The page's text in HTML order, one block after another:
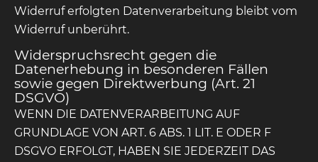
Widerruf erfolgten Datenverarbeitung bleibt vom
Widerruf unberührt.
Widerspruchsrecht gegen die
Datenerhebung in besonderen Fällen
sowie gegen Direktwerbung (Art. 21
DSGVO)
WENN DIE DATENVERARBEITUNG AUF
GRUNDLAGE VON ART. 6 ABS. 1 LIT. E ODER F
DSGVO ERFOLGT, HABEN SIE JEDERZEIT DAS